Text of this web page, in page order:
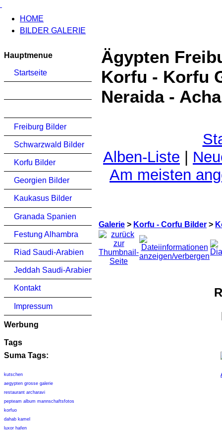
HOME
BILDER GALERIE
Hauptmenue
Startseite
Freiburg Bilder
Schwarzwald Bilder
Korfu Bilder
Georgien Bilder
Kaukasus Bilder
Granada Spanien
Festung Alhambra
Riad Saudi-Arabien
Jeddah Saudi-Arabien
Kontakt
Impressum
Werbung
Tags
Suma Tags:
kutschen
aegypten grosse galerie
restaurant archaravi
pepteam album mannschaftsfotos
korfuo
dahab kamel
luxor hafen
Ägypten
Korfu - Korfu
Neraida -
Alben-Liste
Am meisten
Galerie > Korfu - Corfu Bilder >